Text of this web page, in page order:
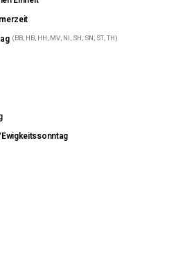
(BB, HB, HH, MV, NI, SH, SN, ST, TH)